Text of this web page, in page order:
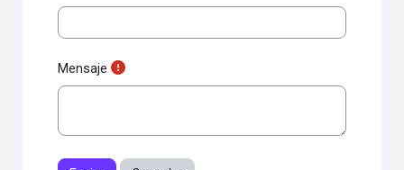
Mensaje